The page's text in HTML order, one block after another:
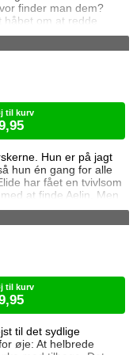
finder man dem?
håbet om at redde
konstant sværere at
lader til at have
plages af
presses fra alle sider.
Hun er på jagt
hun én gang for alle
har fået en tvivlsom
at finde Aelin. Men
vågner i lænker og
der hjalp ham i
til kurv
til det sydlige
øje: At helbrede
til kurv